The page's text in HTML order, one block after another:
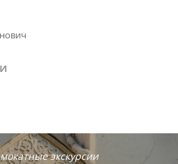
экскурсии